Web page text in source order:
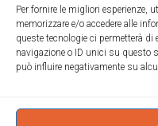
Per fornire le migliori esperienze,
memorizzare e/o accedere alle
queste tecnologie ci permetterà
navigazione o ID unici su questo
può influire negativamente su
Parrocchia san
via Vittorino